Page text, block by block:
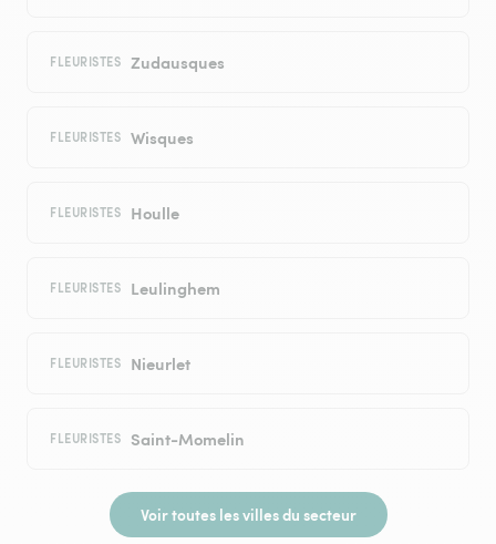
FLEURISTES Zudausques
FLEURISTES Wisques
FLEURISTES Houlle
FLEURISTES Leulinghem
FLEURISTES Nieurlet
FLEURISTES Saint-Momelin
Voir toutes les villes du secteur